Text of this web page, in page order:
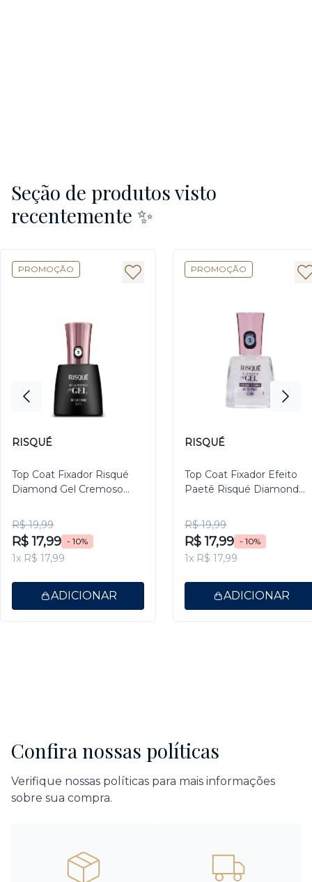
Seção de produtos visto
recentemente ✨
PROMOÇÃO
RISQUÉ
Top Coat Fixador Risqué
Diamond Gel Cremoso
R$ 19,99
R$ 17,99 - 10%
1x R$ 17,99
ADICIONAR
PROMOÇÃO
RISQUÉ
Top Coat Fixador Efeito
Paetê Risqué Diamond
R$ 19,99
R$ 17,99 - 10%
1x R$ 17,99
ADICIONAR
Confira nossas políticas
Verifique nossas políticas para mais informações
sobre sua compra.